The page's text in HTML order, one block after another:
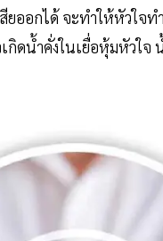
สียออกได้ จะทำให้หัวใ
กิดน้ำคั่งในเยื่อหุ้มหัวใ